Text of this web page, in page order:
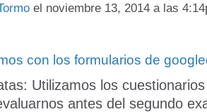
el noviembre 13, 2014 a las
con los formularios de
Utilizamos los
antes del segundo